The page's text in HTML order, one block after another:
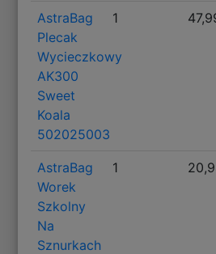
AstraBag
Plecak
Wycieczkowy
AK300
Sweet
Koala
502025003
1
AstraBag
Worek
Szkolny
Na
Sznurkach
1